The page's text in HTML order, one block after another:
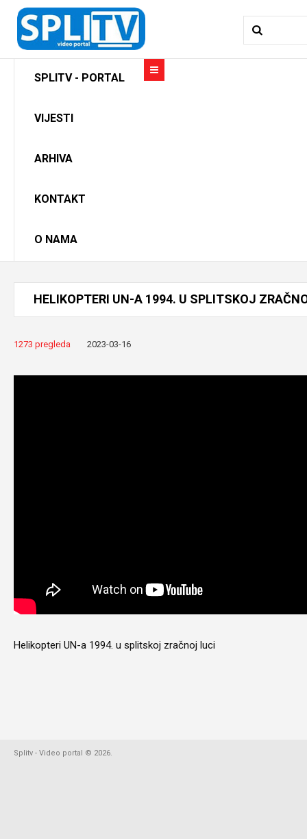
SPLITV - PORTAL
VIJESTI
ARHIVA
KONTAKT
O NAMA
HELIKOPTERI UN-A 1994. U SPLITSKOJ
1273 pregleda 2023-03-16
Helikopteri UN-a 1994. u splitskoj zračnoj luci
Splitv - Video portal © 2026.